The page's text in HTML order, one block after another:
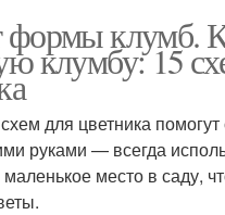
клумб.
клумбу: 15
для цветника
руками — всегда
место в саду,